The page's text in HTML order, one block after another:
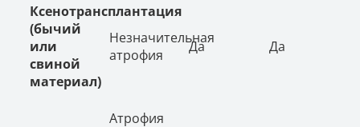
Ксенотрансплантация
(бычий
или
свиной
материал)
Незначительная
атрофия
Да Да
Атрофия